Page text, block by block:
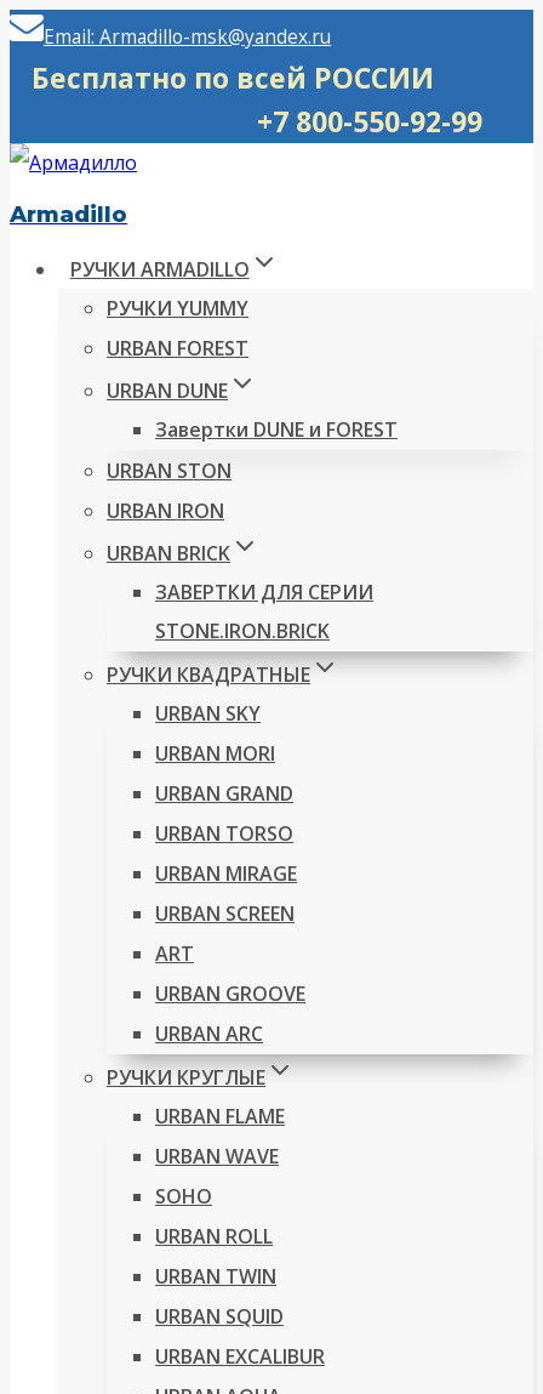
Перейти
Email: Armadillo-msk@yandex.ru
Бесплатно по всей РОССИИ
+7 800-550-92-99
Armadillo
РУЧКИ ARMADILLO
РУЧКИ YUMMY
URBAN FOREST
URBAN DUNE
Завертки DUNE и FOREST
URBAN STON
URBAN IRON
URBAN BRICK
ЗАВЕРТКИ ДЛЯ СЕРИИ
STONE.IRON.BRICK
РУЧКИ КВАДРАТНЫЕ
URBAN SKY
URBAN MORI
URBAN GRAND
URBAN TORSO
URBAN MIRAGE
URBAN SCREEN
ART
URBAN GROOVE
URBAN ARC
РУЧКИ КРУГЛЫЕ
URBAN FLAME
URBAN WAVE
SOHO
URBAN ROLL
URBAN TWIN
URBAN SQUID
URBAN EXCALIBUR